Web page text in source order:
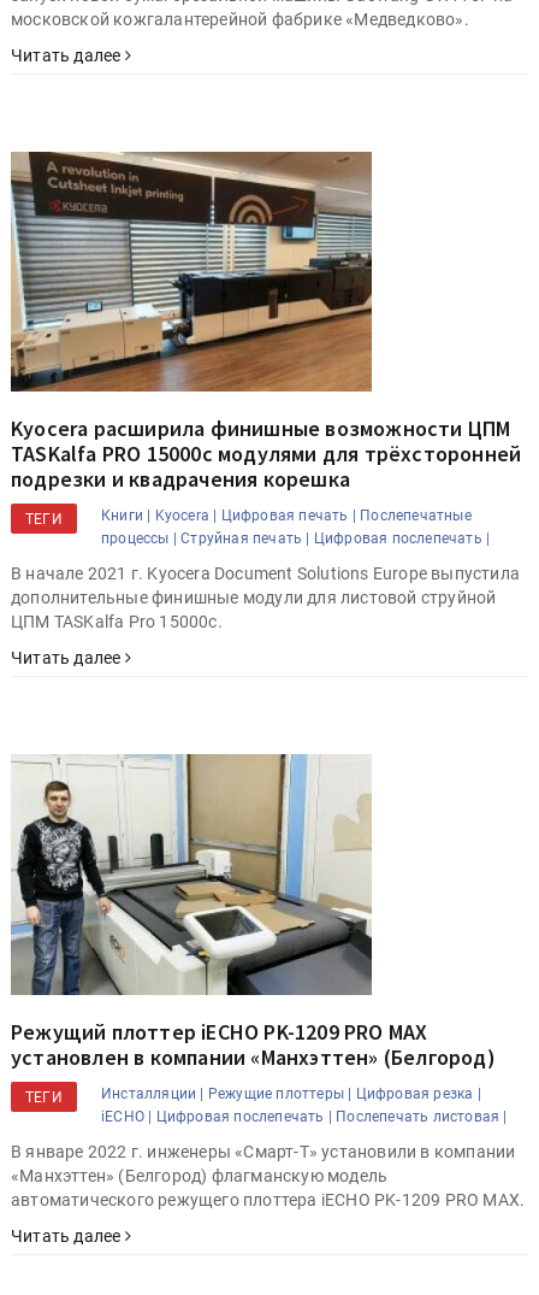
московской кожгалантерейной фабрике «Медведково».
Читать далее
Kyocera расширила финишные возможности ЦПМ
TASKalfa PRO 15000c модулями для трёхсторонней
подрезки и квадрачения корешка
ТЕГИ Книги | Kyocera | Цифровая печать |
Послепечатные
процессы |
Струйная печать | Цифровая послепечать |
В начале 2021 г. Kyocera Document Solutions Europe выпустила
дополнительные финишные модули для листовой струйной
ЦПМ TASKalfa Pro 15000c.
Читать далее
Режущий плоттер iECHO PK-1209 PRO MAX
установлен в компании «Манхэттен» (Белгород)
ТЕГИ Инсталляции | Режущие плоттеры |
Цифровая резка |
iECHO |
Цифровая послепечать | Послепечать листовая |
В январе 2022 г. инженеры «Смарт-Т» установили в компании
«Манхэттен» (Белгород) флагманскую модель
автоматического режущего плоттера iECHO PK-1209 PRO MAX.
Читать далее